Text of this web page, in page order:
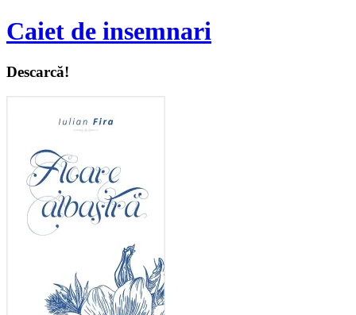
Caiet de insemnari
Descarcă!